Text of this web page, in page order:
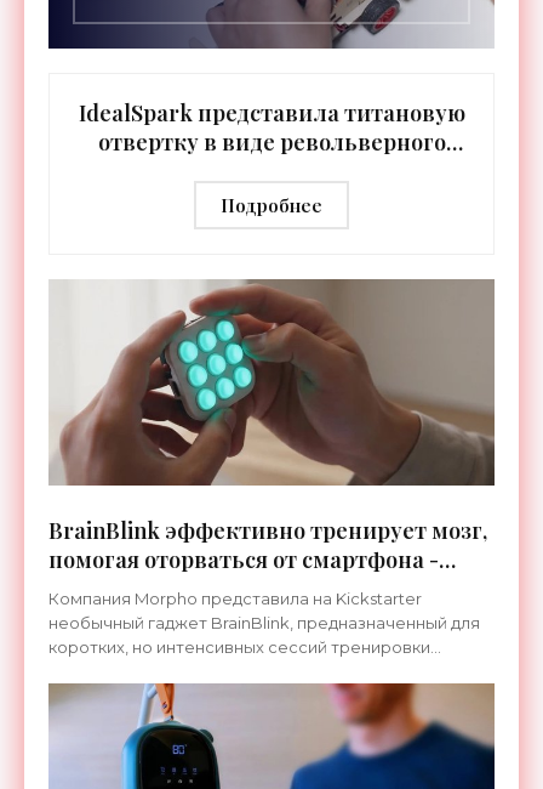
IdealSpark представила титановую
отвертку в виде револьверного
Подробнее
BrainBlink эффективно тренирует мозг,
помогая оторваться от смартфона -
«Гаджеты»
Компания Morpho представила на Kickstarter
необычный гаджет BrainBlink, предназначенный для
коротких, но интенсивных сессий тренировки
строго